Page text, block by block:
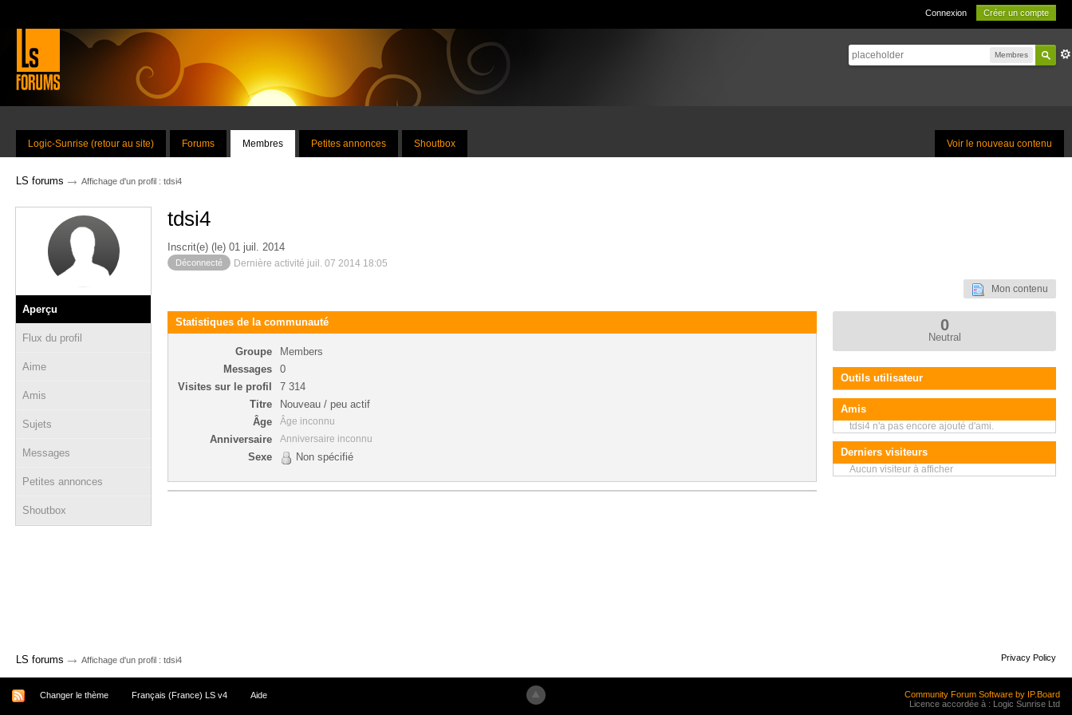
Connexion Créer un compte
Membres
Voir le nouveau contenu
Logic-Sunrise (retour au site) Forums Membres Petites annonces Shoutbox
LS forums → Affichage d'un profil : tdsi4
Aperçu
Flux du profil
Aime
Amis
Sujets
Messages
Petites annonces
Shoutbox
tdsi4
Inscrit(e) (le) 01 juil. 2014
Déconnecté Dernière activité juil. 07 2014 18:05
Mon contenu
Statistiques de la communauté
Groupe
Members
Messages
0
Visites sur le profil
7 314
Titre
Nouveau / peu actif
Âge
Âge inconnu
Anniversaire Anniversaire inconnu
Sexe Non spécifié
0
Neutral
Outils utilisateur
Amis
tdsi4 n'a pas encore ajouté d'ami.
Derniers visiteurs
Aucun visiteur à afficher
LS forums → Affichage d'un profil : tdsi4 Privacy Policy
Changer le thème Français (France) LS v4 Aide
Community Forum Software by IP.Board
Licence accordée à : Logic Sunrise Ltd